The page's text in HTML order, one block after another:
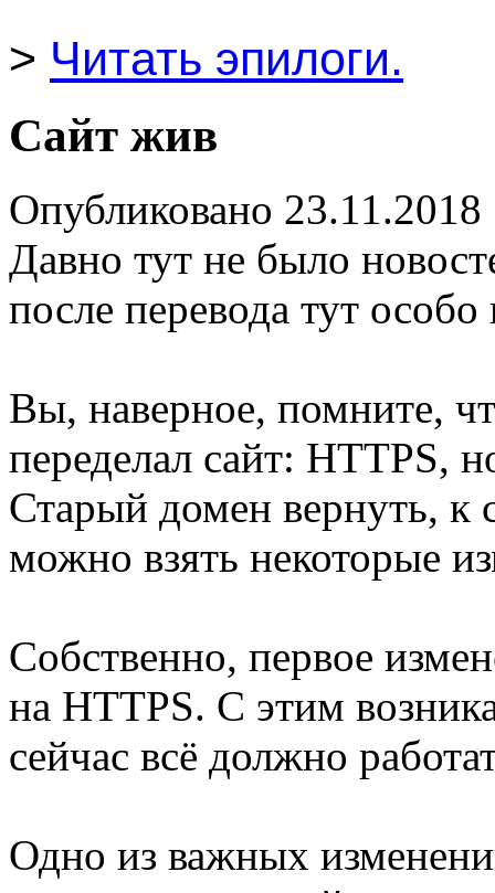
> Читать эпилоги.
Сайт жив
Опубликовано 23.11.2018
Давно тут не было
после перевода тут
Вы, наверное, помните,
переделал сайт: HTTPS,
Старый домен вернуть, к
можно взять некоторые
Собственно, первое
на HTTPS. С этим
сейчас всё должно
Одно из важных